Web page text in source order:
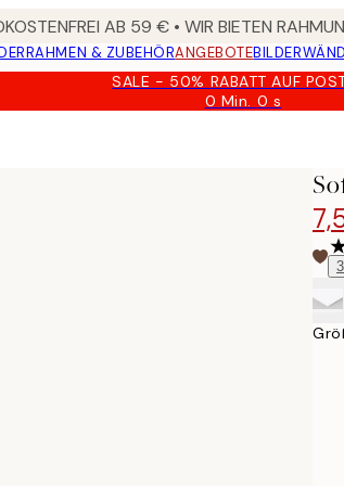
AB 59 € • WIR BIETEN
RAHMEN & ZUBEHÖRANGEBOTE
SALE - 50% RABATT AUF
0 Min. 0 s
Gültig